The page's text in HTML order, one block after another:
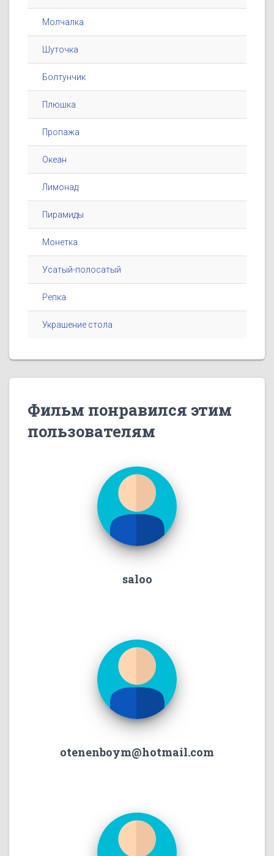
Молчалка
Шуточка
Болтунчик
Плюшка
Пропажа
Океан
Лимонад
Пирамиды
Монетка
Усатый-полосатый
Репка
Украшение стола
Фильм понравился этим
пользователям
saloo
otenenboym@hotmail.com